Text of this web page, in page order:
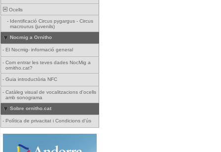
Ocells
- Identificació Circus pygargus - Circus
macrourus (juvenils)
Nocmig a Ornitho
- El Nocmig- informació general
- Com entrar les teves dades NocMig a
ornitho.cat?
- Guia introductòria NFC
- Catàleg visual de vocalitzacions d'ocells
amb sonograma
Sobre ornitho.cat
- Política de privacitat i Condicions d'ús